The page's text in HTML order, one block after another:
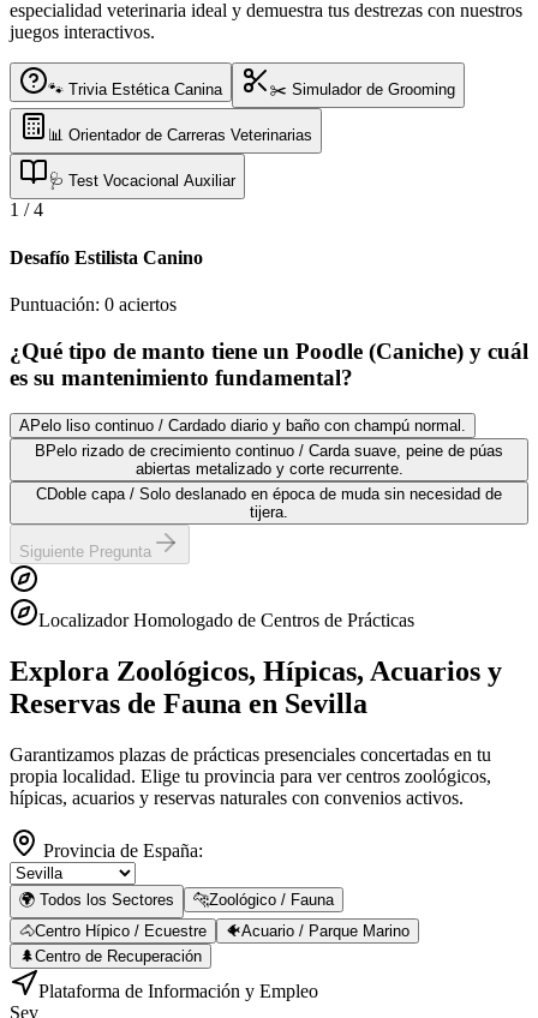
especialidad veterinaria ideal y demuestra tus destrezas con nuestros
juegos interactivos.
🐾 Trivia Estética Canina ✂️ Simulador de Grooming
📊 Orientador de Carreras Veterinarias
🩺 Test Vocacional Auxiliar
1 /4
Desafío Estilista Canino
Puntuación: 0 aciertos
¿Qué tipo de manto tiene un Poodle (Caniche) y cuál
es su mantenimiento fundamental?
APelo liso continuo / Cardado diario y baño con champú normal.
B Pelo rizado de crecimiento continuo / Carda suave, peine de púas
abiertas metalizado y corte recurrente.
CDoble capa / Solo deslanado en época de muda sin necesidad de
tijera.
Siguiente Pregunta
Localizador Homologado de Centros de Prácticas
Explora Zoológicos, Hípicas, Acuarios y
Reservas de Fauna en Sevilla
Garantizamos plazas de prácticas presenciales concertadas en tu
propia localidad. Elige tu provincia para ver centros zoológicos,
hípicas, acuarios y reservas naturales con convenios activos.
Provincia de España:
🌍 Todos los Sectores 🐆Zoológico / Fauna
🐴Centro Hípico / Ecuestre 🐠Acuario / Parque Marino
🌲Centro de Recuperación
Plataforma de Información y Empleo
Sev